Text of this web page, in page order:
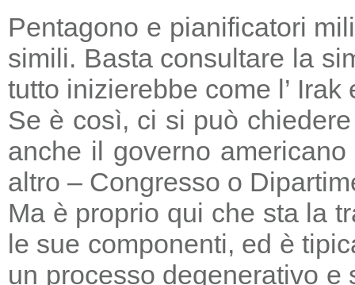
Pentagono e pianificatori
simili. Basta consultare la
tutto inizierebbe come l’
Se è così, ci si può
anche il governo
altro – Congresso o
Ma è proprio qui che sta la
le sue componenti, ed è
un processo degenerativo